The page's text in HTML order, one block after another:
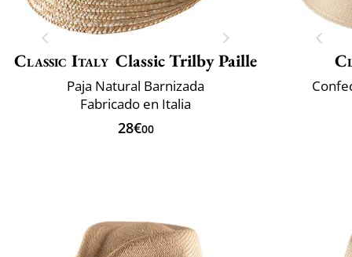
Classic Italy Classic Trilby Paille
Paja Natural Barnizada
Fabricado en Italia
28€00